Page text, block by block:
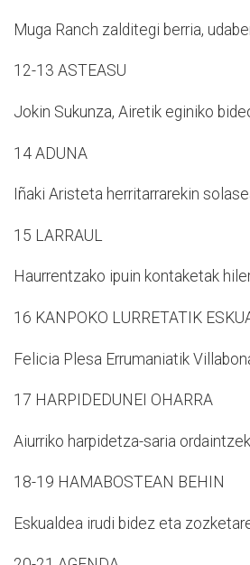
Muga Ranch zalditegi berria,
12-13 ASTEASU
Jokin Sukunza, Airetik eginiko
14 ADUNA
Iñaki Aristeta herritarrarekin
15 LARRAUL
Haurrentzako ipuin kontaketak
16 KANPOKO LURRETATIK
Felicia Plesa Errumaniatik
17 HARPIDEDUNEI OHARRA
Aiurriko harpidetza-saria
18-19 HAMABOSTEAN BEHIN
Eskualdea irudi bidez eta